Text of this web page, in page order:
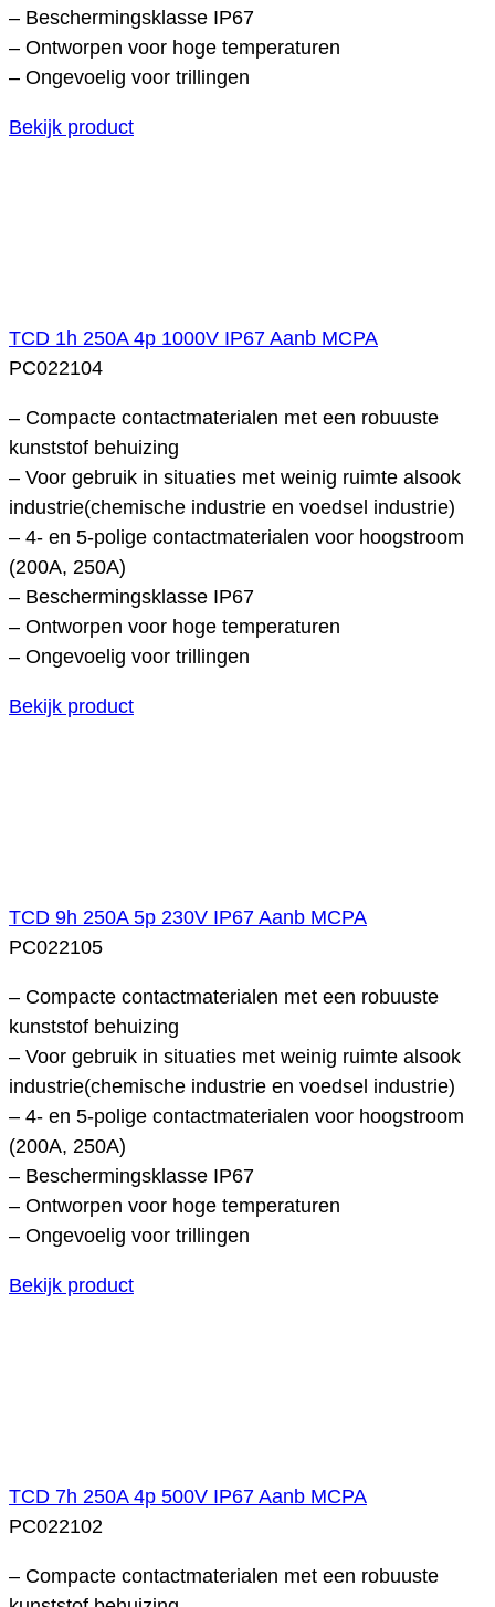
– Beschermingsklasse IP67
– Ontworpen voor hoge temperaturen
– Ongevoelig voor trillingen
Bekijk product
TCD 1h 250A 4p 1000V IP67 Aanb MCPA
PC022104
– Compacte contactmaterialen met een robuuste
kunststof behuizing
– Voor gebruik in situaties met weinig ruimte alsook
industrie(chemische industrie en voedsel industrie)
– 4- en 5-polige contactmaterialen voor hoogstroom
(200A, 250A)
– Beschermingsklasse IP67
– Ontworpen voor hoge temperaturen
– Ongevoelig voor trillingen
Bekijk product
TCD 9h 250A 5p 230V IP67 Aanb MCPA
PC022105
– Compacte contactmaterialen met een robuuste
kunststof behuizing
– Voor gebruik in situaties met weinig ruimte alsook
industrie(chemische industrie en voedsel industrie)
– 4- en 5-polige contactmaterialen voor hoogstroom
(200A, 250A)
– Beschermingsklasse IP67
– Ontworpen voor hoge temperaturen
– Ongevoelig voor trillingen
Bekijk product
TCD 7h 250A 4p 500V IP67 Aanb MCPA
PC022102
– Compacte contactmaterialen met een robuuste